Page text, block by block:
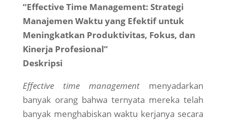
“Effective Time Management: Strategi
Manajemen Waktu yang Efektif untuk
Meningkatkan Produktivitas, Fokus, dan
Kinerja Profesional”
Deskripsi
Effective time management menyadarkan
banyak orang bahwa ternyata mereka telah
banyak menghabiskan waktu kerjanya secara